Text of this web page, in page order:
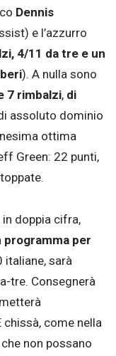
Dennis
e l’azzurro
4/11 da tre e un
). A nulla sono
7 rimbalzi, di
assoluto dominio
ottima
Green: 22 punti,
doppia cifra,
programma per
italiane, sarà
tre. Consegnerà
come nella
non possano